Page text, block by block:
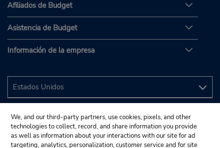
Afiliados de Budget
Asistencia de Budget
Información de la empresa
We, and our third-party partners, use cookies, pixels, and other
technologies to collect, record, and share information you provide
as well as information about your interactions with our site for ad
targeting, analytics, personalization, customer service and for site